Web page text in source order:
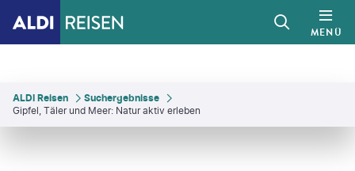
MENÜ
ALDI Reisen
Suchergebnisse
Gipfel, Täler und Meer: Natur aktiv erleben